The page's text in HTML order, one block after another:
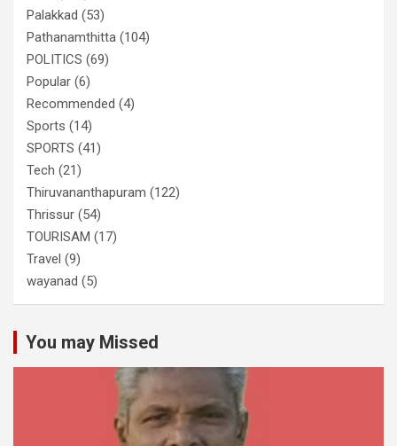
Palakkad (53)
Pathanamthitta (104)
POLITICS (69)
Popular (6)
Recommended (4)
Sports (14)
SPORTS (41)
Tech (21)
Thiruvananthapuram (122)
Thrissur (54)
TOURISAM (17)
Travel (9)
wayanad (5)
You may Missed